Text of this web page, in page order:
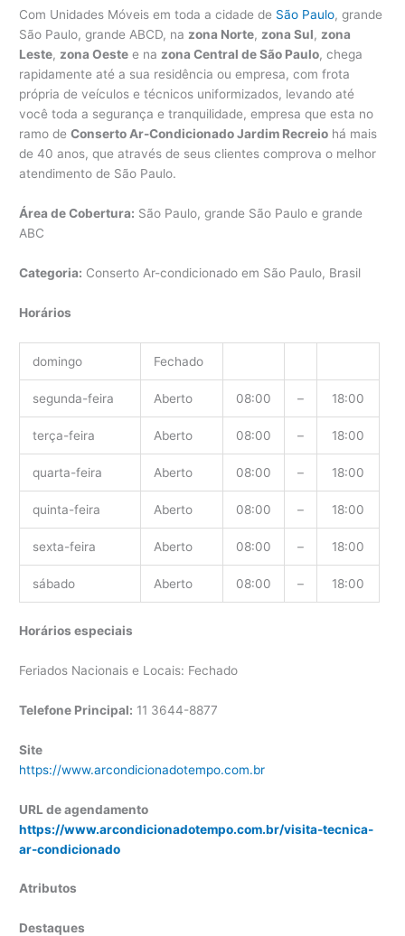
Com Unidades Móveis em toda a cidade de São Paulo, grande
São Paulo, grande ABCD, na zona Norte, zona Sul, zona
Leste, zona Oeste e na zona Central de São Paulo, chega
rapidamente até a sua residência ou empresa, com frota
própria de veículos e técnicos uniformizados, levando até
você toda a segurança e tranquilidade, empresa que esta no
ramo deConserto Ar-Condicionado Jardim Recreio há mais
de 40 anos, que através de seus clientes comprova o melhor
atendimento de São Paulo.
Área de Cobertura: São Paulo, grande São Paulo e grande
ABC
Categoria: Conserto Ar-condicionado em São Paulo, Brasil
Horários
domingo Fechado
segunda-feira Aberto 08:00 – 18:00
terça-feira Aberto 08:00 – 18:00
quarta-feira Aberto 08:00 – 18:00
quinta-feira Aberto 08:00 – 18:00
sexta-feira Aberto 08:00 – 18:00
sábado Aberto 08:00 – 18:00
Horários especiais
Feriados Nacionais e Locais: Fechado
Telefone Principal: 11 3644-8877
Site
https://www.arcondicionadotempo.com.br
URL de agendamento
https://www.arcondicionadotempo.com.br/visita-tecnica-
ar-condicionado
Atributos
Destaques